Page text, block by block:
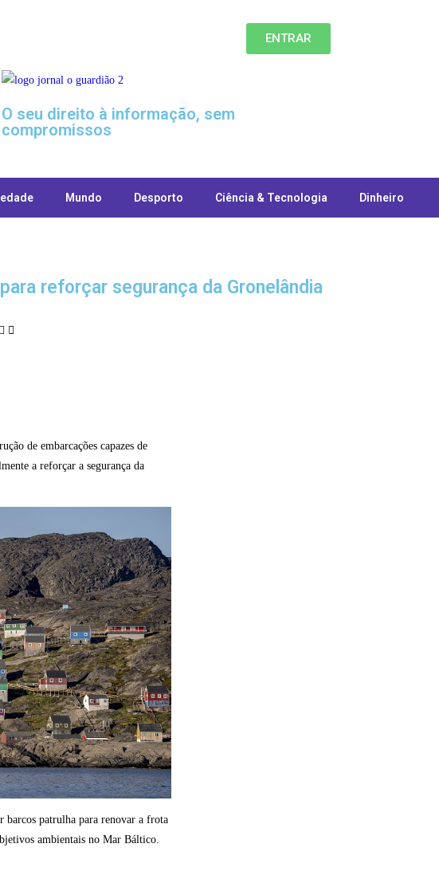
ENTRAR
O seu direito à informação, sem
compromissos
Mundo Desporto Ciência & Tecnologia Dinheiro
reforçar segurança da Gronelândia
de embarcações capazes de
a reforçar a segurança da
patrulha para renovar a frota
ambientais no Mar Báltico.